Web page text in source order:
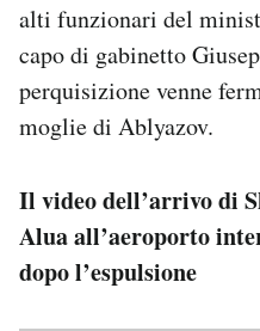
alti funzionari del
capo di gabinetto
perquisizione venne
moglie di Ablyazov.
Il video dell’arrivo di
Alua all’aeroporto
dopo l’espulsione